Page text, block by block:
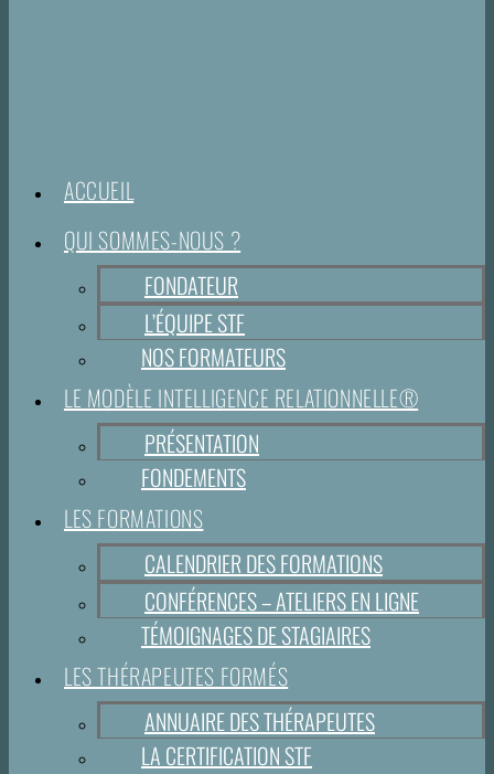
ACCUEIL
QUI SOMMES-NOUS ?
FONDATEUR
L’ÉQUIPE STF
NOS FORMATEURS
LE MODÈLE INTELLIGENCE RELATIONNELLE®
PRÉSENTATION
FONDEMENTS
LES FORMATIONS
CALENDRIER DES FORMATIONS
CONFÉRENCES – ATELIERS EN LIGNE
TÉMOIGNAGES DE STAGIAIRES
LES THÉRAPEUTES FORMÉS
ANNUAIRE DES THÉRAPEUTES
LA CERTIFICATION STF